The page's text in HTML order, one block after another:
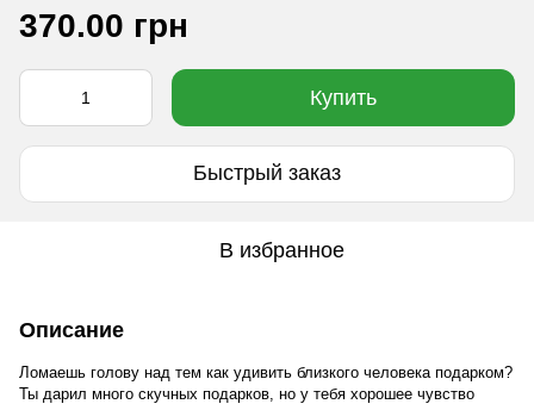
370.00 грн
Купить
Быстрый заказ
В избранное
Описание
Ломаешь голову над тем как удивить близкого человека подарком?
Ты дарил много скучных подарков, но у тебя хорошее чувство